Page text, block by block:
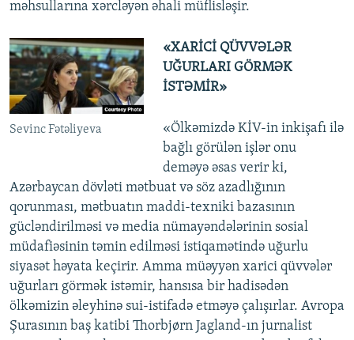
məhsullarına xərcləyən əhali müflisləşir.
Sevinc Fətəliyeva
«XARİCİ QÜVVƏLƏR
UĞURLARI GÖRMƏK
İSTƏMİR»
«Ölkəmizdə KİV-in inkişafı ilə
bağlı görülən işlər onu
deməyə əsas verir ki,
Azərbaycan dövləti mətbuat və söz azadlığının
qorunması, mətbuatın maddi-texniki bazasının
gücləndirilməsi və media nümayəndələrinin sosial
müdafiəsinin təmin edilməsi istiqamətində uğurlu
siyasət həyata keçirir. Amma müəyyən xarici qüvvələr
uğurları görmək istəmir, hansısa bir hadisədən
ölkəmizin əleyhinə sui-istifadə etməyə çalışırlar. Avropa
Şurasının baş katibi Thorbjørn Jagland-ın jurnalist